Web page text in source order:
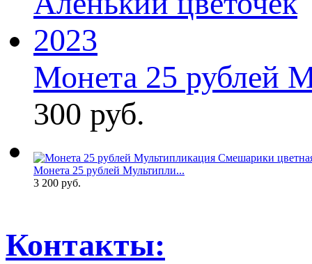
Монета 25 рублей
300 руб.
Монета 25 рублей Мультипли...
3 200 руб.
Контакты: